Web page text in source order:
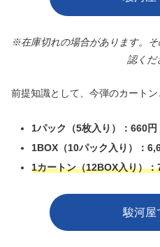
※在庫切れの場合があります。
認くだ
前提知識として、今弾のカートン
1パック（5枚入り）：660
1BOX（10パック入り）：
1カートン（12BOX入り）
駿河屋